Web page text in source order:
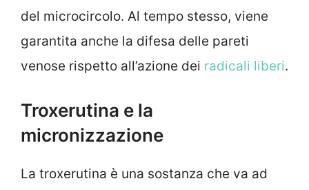
del microcircolo. Al tempo stesso, viene
garantita anche la difesa delle pareti
venose rispetto all’azione dei radicali liberi.
Troxerutina e la
micronizzazione
La troxerutina è una sostanza che va ad